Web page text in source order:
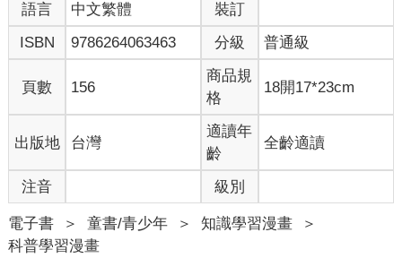
語言 中文繁體
裝訂
ISBN
9786264063463 分級 普通級
頁數 156
商品規
格
18開17*23cm
出版地 台灣
適讀年
齡
全齡適讀
注音 級別
電子書 ＞ 童書/青少年 ＞ 知識學習漫畫
＞
科普學習漫畫